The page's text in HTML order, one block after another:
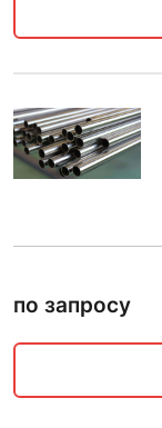
по запросу